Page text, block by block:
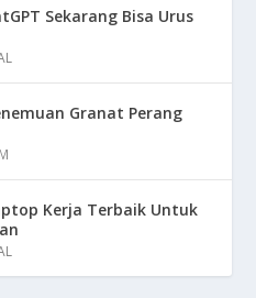
Sekarang Bisa Urus
Granat Perang
Kerja Terbaik Untuk